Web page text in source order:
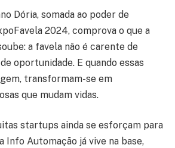
Dória, somada ao poder de
2024, comprova o que a
a favela não é carente de
oportunidade. E quando essas
transformam-se em
que mudam vidas.
startups ainda se esforçam para
Info Automação já vive na base,